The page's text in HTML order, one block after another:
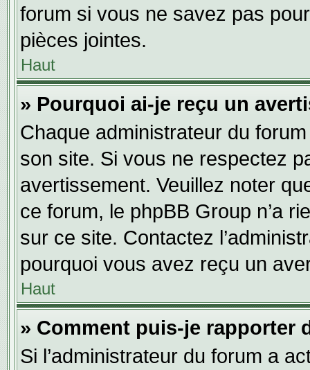
forum si vous ne savez pas
pièces jointes.
Haut
» Pourquoi ai-je reçu un
Chaque administrateur du
son site. Si vous ne respectez
avertissement. Veuillez noter
ce forum, le phpBB Group n’a
sur ce site. Contactez
pourquoi vous avez reçu un
Haut
» Comment puis-je rapporter
Si l’administrateur du forum a